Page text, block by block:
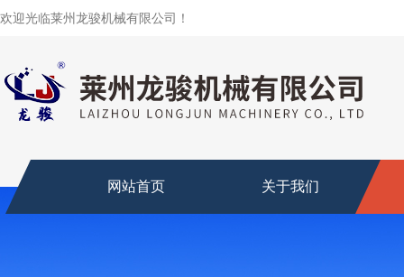
欢迎光临莱州龙骏机械有限公司！
网站首页 关于我们